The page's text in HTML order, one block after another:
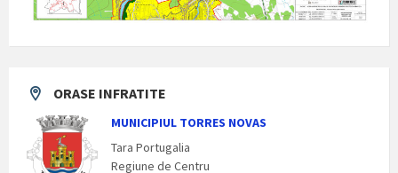
ORASE INFRATITE
MUNICIPIUL TORRES NOVAS
Tara Portugalia
Regiune de Centru